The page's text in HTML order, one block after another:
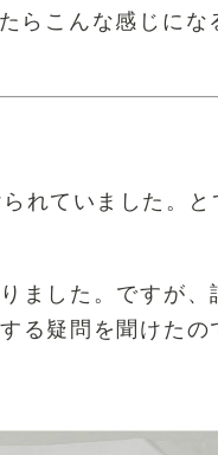
らこんな感じにな
れていました。と
ました。ですが、
る疑問を聞けたの